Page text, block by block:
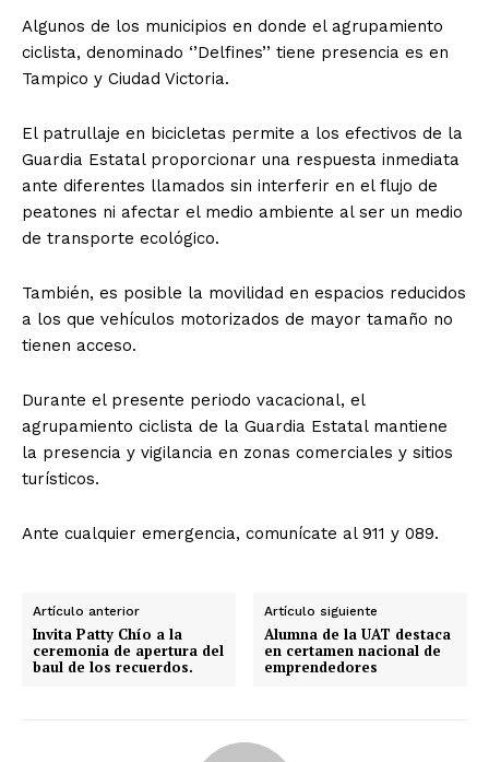
Algunos de los municipios en donde el agrupamiento
ciclista, denominado ‘’Delfines’’ tiene presencia es en
Tampico y Ciudad Victoria.
El patrullaje en bicicletas permite a los efectivos de la
Guardia Estatal proporcionar una respuesta inmediata
ante diferentes llamados sin interferir en el flujo de
peatones ni afectar el medio ambiente al ser un medio
de transporte ecológico.
También, es posible la movilidad en espacios reducidos
a los que vehículos motorizados de mayor tamaño no
tienen acceso.
Durante el presente periodo vacacional, el
agrupamiento ciclista de la Guardia Estatal mantiene
la presencia y vigilancia en zonas comerciales y sitios
turísticos.
Ante cualquier emergencia, comunícate al 911 y 089.
Artículo anterior
Invita Patty Chío a la
ceremonia de apertura del
baul de los recuerdos.
Artículo siguiente
Alumna de la UAT destaca
en certamen nacional de
emprendedores